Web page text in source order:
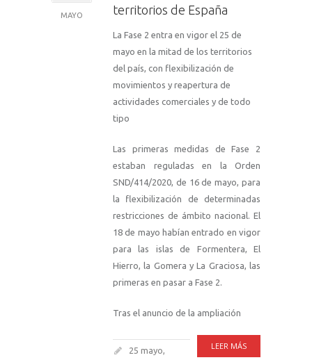
MAYO
territorios de España
La Fase 2 entra en vigor el 25 de
mayo en la mitad de los territorios
del país, con flexibilización de
movimientos y reapertura de
actividades comerciales y de todo
tipo
Las primeras medidas de Fase 2
estaban reguladas en la Orden
SND/414/2020, de 16 de mayo, para
la flexibilización de determinadas
restricciones de ámbito nacional. El
18 de mayo habían entrado en vigor
para las islas de Formentera, El
Hierro, la Gomera y La Graciosa, las
primeras en pasar a Fase 2.
Tras el anuncio de la ampliación
LEER MÁS
25 mayo,